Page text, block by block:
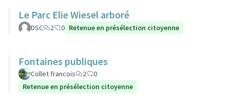
Le Parc Elie Wiesel arboré
DSC 2 0 Retenue en présélection citoyenne
Fontaines publiques
Collet francois 2
0
Retenue en présélection citoyenne